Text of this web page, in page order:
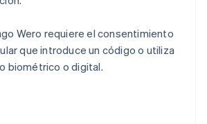
Wero requiere el consentimiento
que introduce un código o utiliza
biométrico o digital.